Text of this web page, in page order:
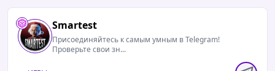
Smartest
Присоединяйтесь к самым умным в Telegram!
Проверьте свои зн...